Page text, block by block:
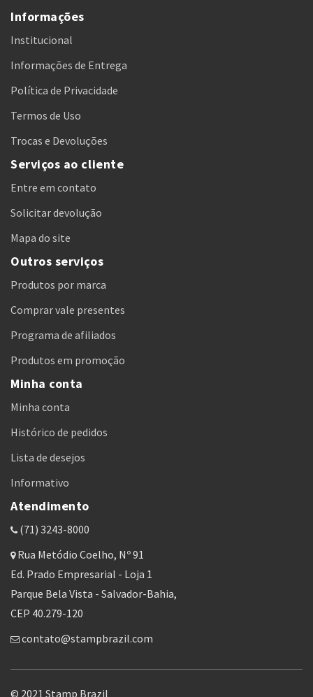
Informações
Institucional
Informações de Entrega
Política de Privacidade
Termos de Uso
Trocas e Devoluções
Serviços ao cliente
Entre em contato
Solicitar devolução
Mapa do site
Outros serviços
Produtos por marca
Comprar vale presentes
Programa de afiliados
Produtos em promoção
Minha conta
Minha conta
Histórico de pedidos
Lista de desejos
Informativo
Atendimento
(71) 3243-8000
Rua Metódio Coelho, Nº 91
Ed. Prado Empresarial - Loja 1
Parque Bela Vista - Salvador-Bahia,
CEP 40.279-120
contato@stampbrazil.com
© 2021 Stamp Brazil